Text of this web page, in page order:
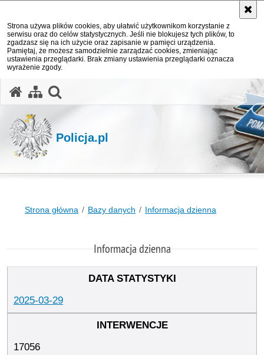
Strona używa plików cookies, aby ułatwić użytkownikom korzystanie z
serwisu oraz do celów statystycznych. Jeśli nie blokujesz tych plików, to
zgadzasz się na ich użycie oraz zapisanie w pamięci urządzenia.
Pamiętaj, że możesz samodzielnie zarządzać cookies, zmieniając
ustawienia przeglądarki. Brak zmiany ustawienia przeglądarki oznacza
wyrażenie zgody.
Policja.pl
Strona główna Bazy danych Informacja dzienna
Informacja dzienna
2025-03-29
17056